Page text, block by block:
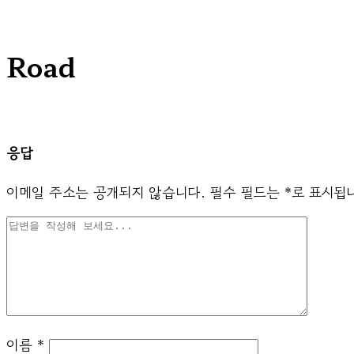
Road
응답
이메일 주소는 공개되지 않습니다. 필수 필드는 *로 표시됩
이름 *